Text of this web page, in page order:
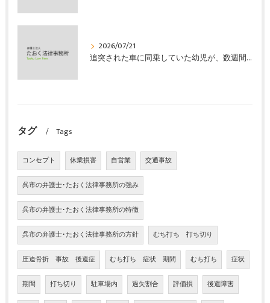
2026/07/21
追突された車に同乗していた幼児が、数週間の経過観察の後、裁判所の基準で人損の賠償金を獲得した事案｜たおく法律事務所
タグ Tags
コンセプト 休業損害 自営業 交通事故
呉市の弁護士･たおく法律事務所の強み
呉市の弁護士･たおく法律事務所の特徴
呉市の弁護士･たおく法律事務所の方針 むち打ち 打ち切り
圧迫骨折 事故 後遺症 むち打ち 症状 期間 むち打ち 症状
期間 打ち切り 駐車場内 過失割合 評価損 後遺障害